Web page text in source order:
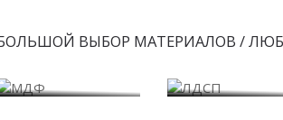
ВЫБОР МАТЕРИАЛОВ /